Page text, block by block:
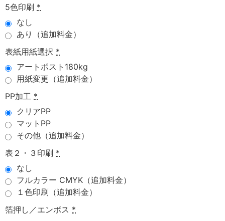
5色印刷 *
なし
あり（追加料金）
表紙用紙選択 *
アートポスト180kg
用紙変更（追加料金）
PP加工 *
クリアPP
マットPP
その他（追加料金）
表２・３印刷 *
なし
フルカラー CMYK（追加料金）
１色印刷（追加料金）
箔押し／エンボス *